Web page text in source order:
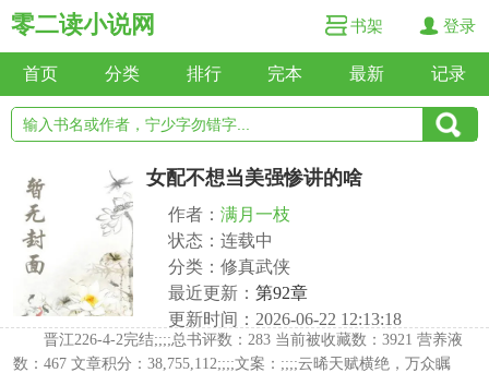
零二读小说网 书架 登录
首页 分类 排行 完本 最新 记录
女配不想当美强惨讲的啥
作者： 满月一枝
状态：连载中
分类：修真武侠
最近更新： 第92章
更新时间：2026-06-22 12:13:18
晋江226-4-2完结;;;;总书评数：283 当前被收藏数：3921 营养液
数：467 文章积分：38,755,112;;;;文案：;;;;云晞天赋横绝，万众瞩